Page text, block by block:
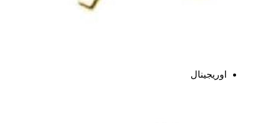
اوریجینال